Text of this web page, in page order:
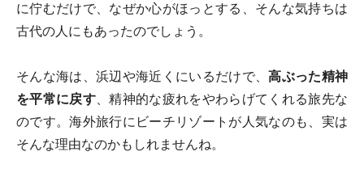
に佇むだけで、なぜか心がほっとする、そんな気持ちは
古代の人にもあったのでしょう。
そんな海は、浜辺や海近くにいるだけで、高ぶった精神
を平常に戻す、精神的な疲れをやわらげてくれる旅先な
のです。海外旅行にビーチリゾートが人気なのも、実は
そんな理由なのかもしれませんね。